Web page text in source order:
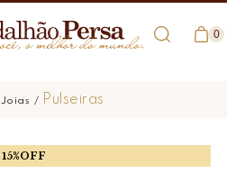
0
Joias Pulseiras
15%OFF